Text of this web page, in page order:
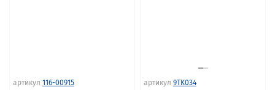
артикул 116-00915 артикул 9TK034